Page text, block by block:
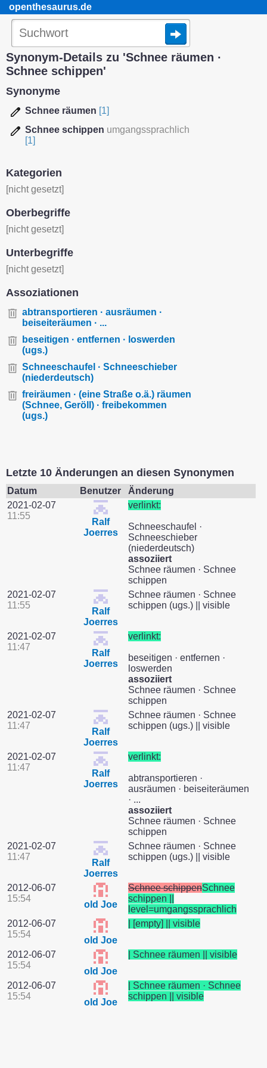
openthesaurus.de
Synonym-Details zu 'Schnee räumen ·
Schnee schippen'
Synonyme
Schnee räumen [1]
Schnee schippen umgangssprachlich
[1]
Kategorien
[nicht gesetzt]
Oberbegriffe
[nicht gesetzt]
Unterbegriffe
[nicht gesetzt]
Assoziationen
abtransportieren · ausräumen ·
beiseiteräumen · ...
beseitigen · entfernen · loswerden
(ugs.)
Schneeschaufel · Schneeschieber
(niederdeutsch)
freiräumen · (eine Straße o.ä.) räumen
(Schnee, Geröll) · freibekommen
(ugs.)
Letzte 10 Änderungen an diesen Synonymen
Datum Benutzer
Änderung
2021-02-07
11:55
Ralf
Joerres
verlinkt:
Schneeschaufel ·
Schneeschieber
(niederdeutsch)
assoziiert
Schnee räumen · Schnee
schippen
2021-02-07
11:55
Ralf
Joerres
Schnee räumen · Schnee
schippen (ugs.) || visible
2021-02-07
11:47
Ralf
Joerres
verlinkt:
beseitigen · entfernen ·
loswerden
assoziiert
Schnee räumen · Schnee
schippen
2021-02-07
11:47
Ralf
Joerres
Schnee räumen · Schnee
schippen (ugs.) || visible
2021-02-07
11:47
Ralf
Joerres
verlinkt:
abtransportieren ·
ausräumen · beiseiteräumen
· ...
assoziiert
Schnee räumen · Schnee
schippen
2021-02-07
11:47
Ralf
Joerres
Schnee räumen · Schnee
schippen (ugs.) || visible
2012-06-07
15:54
old Joe
Schnee schippenSchnee
schippen ||
level=umgangssprachlich
2012-06-07
15:54
old Joe
| [empty] || visible
2012-06-07
15:54
old Joe
| Schnee räumen || visible
2012-06-07
15:54
old Joe
| Schnee räumen · Schnee
schippen || visible